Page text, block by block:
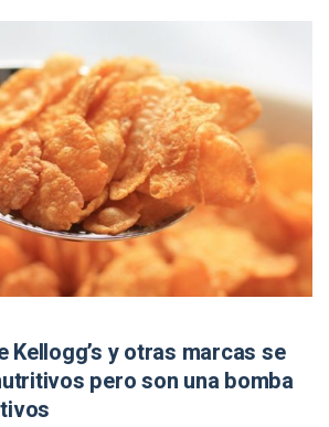
Kellogg’s y otras marcas se
pero son una bomba